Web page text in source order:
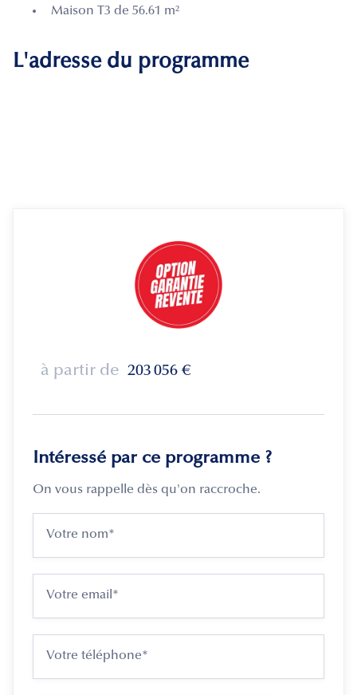
Maison T3 de 56.61 m²
L'adresse du programme
à partir de 203 056 €
Intéressé par ce programme ?
On vous rappelle dès qu'on raccroche.